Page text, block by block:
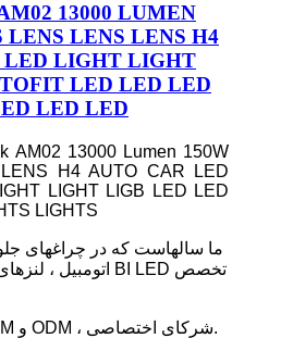
13000 LUMEN
LENS LENS LENS H4
LED LIGHT LIGHT
LED LED LED
LED LED
H4 AUTO CAR LED
LIGHT LIGB LED LED
LIGHTS
ما سالهاست که در چراغهای
خوش آمدید OEM و ODM ، شرکای اختصاصی.